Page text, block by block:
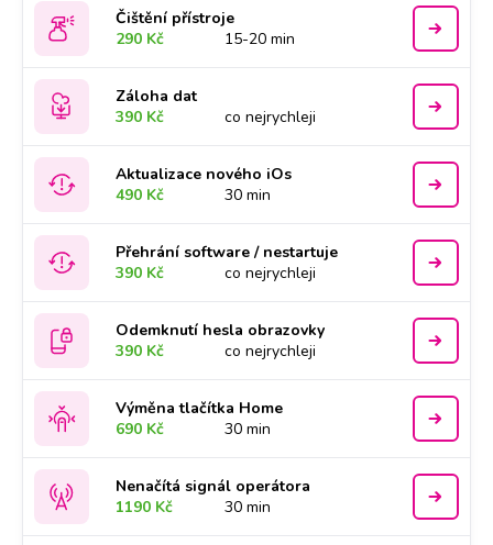
Čištění přístroje
290 Kč
15-20 min
Záloha dat
390 Kč
co nejrychleji
Aktualizace nového iOs
490 Kč
30 min
Přehrání software / nestartuje
390 Kč
co nejrychleji
Odemknutí hesla obrazovky
390 Kč
co nejrychleji
Výměna tlačítka Home
690 Kč
30 min
Nenačítá signál operátora
1190 Kč
30 min